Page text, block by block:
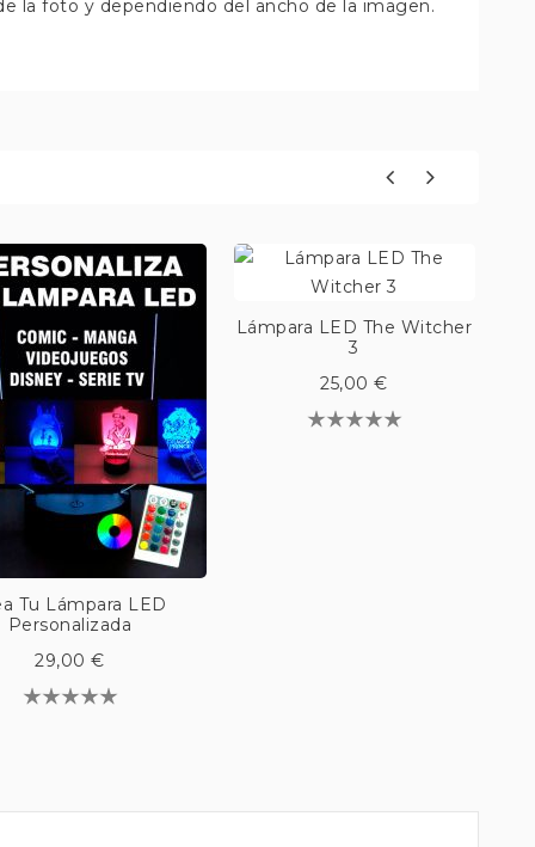
la foto y dependiendo del ancho de la imagen.
Tu Lámpara LED
Personalizada
29,00 €
Lámpara LED The Witcher
3
25,00 €